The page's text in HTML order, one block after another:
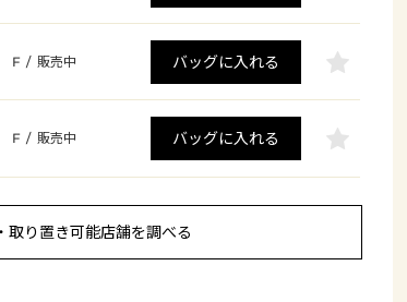
F / 販売中 バッグに入れる
F / 販売中 バッグに入れる
取り置き可能店舗を調べる